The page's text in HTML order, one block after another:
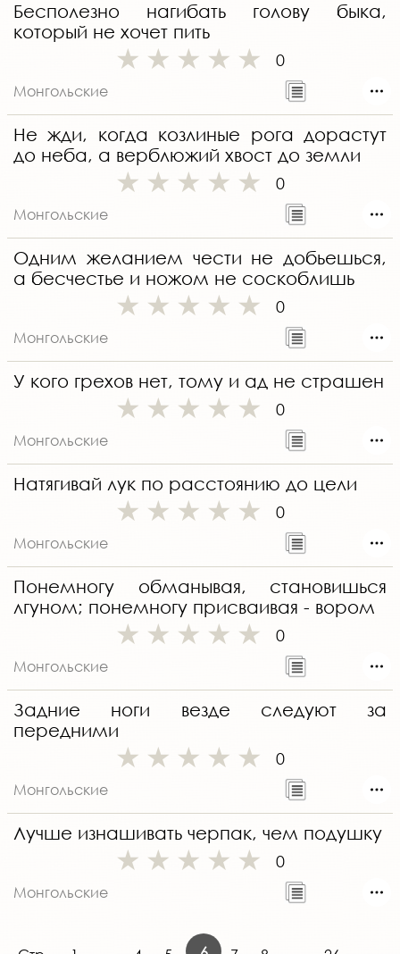
Бесполезно нагибать голову быка,
который не хочет пить
0
Монгольские
Не жди, когда козлиные рога дорастут
до неба, а верблюжий хвост до земли
0
Монгольские
Одним желанием чести не добьешься,
а бесчестье и ножом не соскоблишь
0
Монгольские
У кого грехов нет, тому и ад не страшен
0
Монгольские
Натягивай лук по расстоянию до цели
0
Монгольские
Понемногу обманывая, становишься
лгуном; понемногу присваивая - вором
0
Монгольские
Задние ноги везде следуют за
передними
0
Монгольские
Лучше изнашивать черпак, чем подушку
0
Монгольские